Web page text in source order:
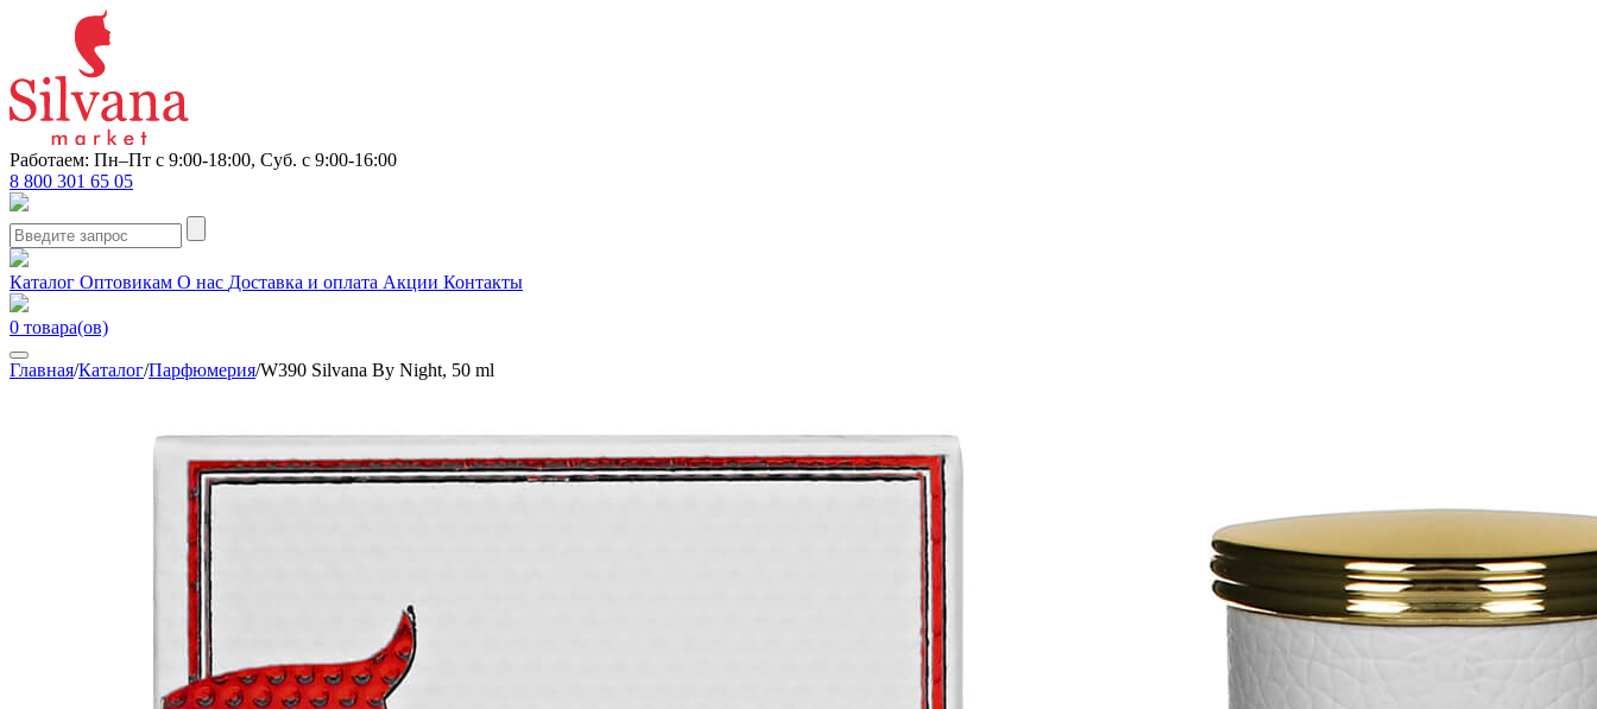
Работаем: Пн–Пт с 9:00-18:00, Суб. с 9:00-16:00
8 800 301 65 05
Каталог Оптовикам О нас Доставка и оплата Акции Контакты
0 товара(ов)
Главная/Каталог/Парфюмерия/W390 Silvana By Night, 50 ml